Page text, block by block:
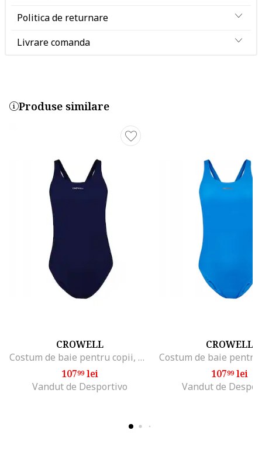
Politica de returnare
Livrare comanda
Produse similare
CROWELL
Costum de baie pentru copii, Poliester, Bleumarin, Bleumarin
10799lei
Vandut de Desportivo
CROWELL
10799lei
Vandut de